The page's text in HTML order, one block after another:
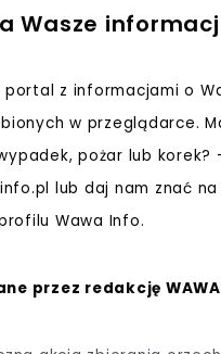
Wasze
z informacjami o
w przeglądarce.
pożar lub korek?
lub daj nam znać na
Wawa Info.
przez redakcję WAWA